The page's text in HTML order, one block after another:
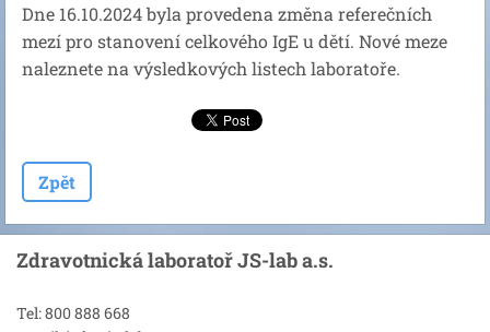
Dne 16.10.2024 byla provedena změna referečních
mezí pro stanovení celkového IgE u dětí. Nové meze
naleznete na výsledkových listech laboratoře.
Zpět
Zdravotnická laboratoř JS-lab a.s.
Tel: 800 888 668